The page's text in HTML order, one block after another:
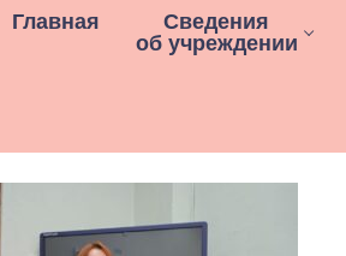
Главная
Сведения
об учреждении